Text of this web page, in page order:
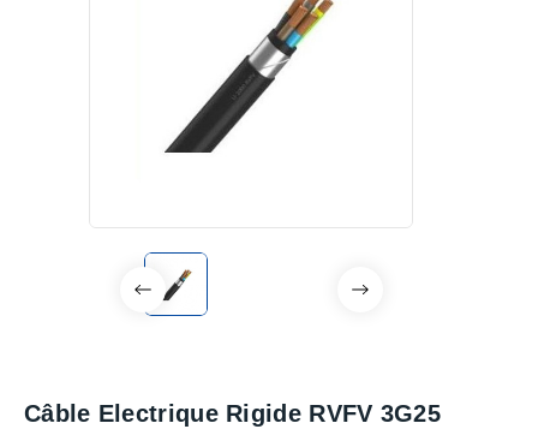
Câble Electrique Rigide RVFV 3G25